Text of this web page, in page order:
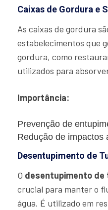
Caixas de Gordura e
As caixas de gordura
estabelecimentos que
gordura, como
utilizados para
Importância:
Prevenção de
Redução de impactos
Desentupimento de
O desentupimento de
crucial para manter o
água. É utilizado em